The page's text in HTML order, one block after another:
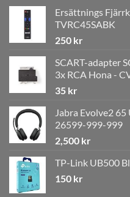
Ersättnings
TVRC45SABK
250 kr
SCART-adapter
3x RCA Hona -
35 kr
Jabra Evolve2 65
26599-999-999
2,500 kr
TP-Link UB500
150 kr